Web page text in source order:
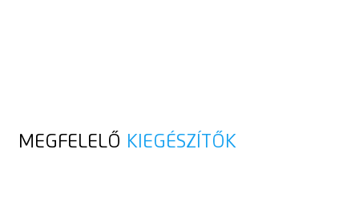
MEGFELELŐ KIEGÉSZÍTŐK